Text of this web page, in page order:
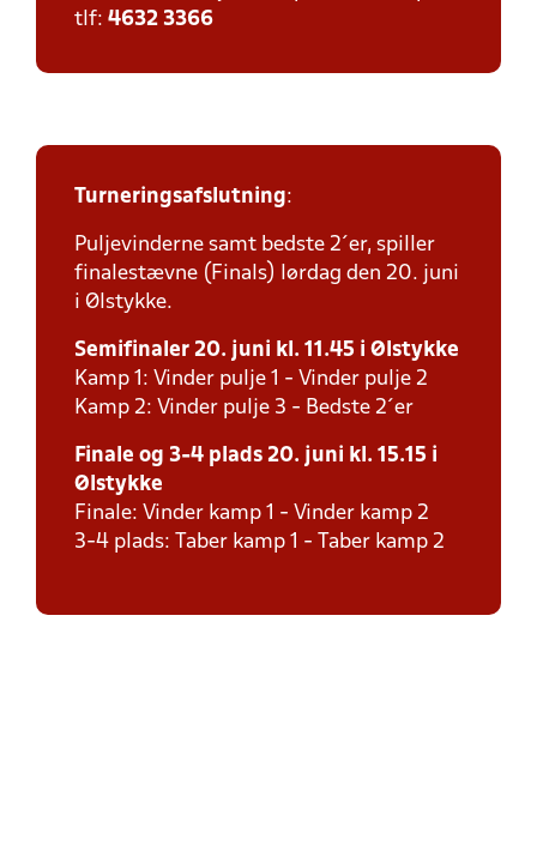
tlf: 4632 3366
Turneringsafslutning:
Puljevinderne samt bedste 2´er, spiller
finalestævne (Finals) lørdag den 20. juni
i Ølstykke.
Semifinaler 20. juni kl. 11.45 i Ølstykke
Kamp 1: Vinder pulje 1 - Vinder pulje 2
Kamp 2: Vinder pulje 3 - Bedste 2´er
Finale og 3-4 plads 20. juni kl. 15.15 i
Ølstykke
Finale: Vinder kamp 1 - Vinder kamp 2
3-4 plads: Taber kamp 1 - Taber kamp 2